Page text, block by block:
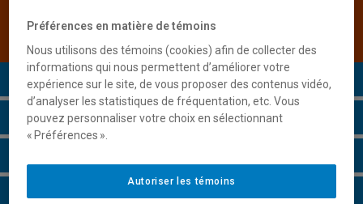
Une version plus récente de ce programme est
Présentation du programme
Conditions d'admission
Grille de cheminement
Préférences en matière de témoins
Nous utilisons des témoins (cookies) afin de collecter des
informations qui nous permettent d’améliorer votre
expérience sur le site, de vous proposer des contenus vidéo,
d’analyser les statistiques de fréquentation, etc. Vous
pouvez personnaliser votre choix en sélectionnant
« Préférences ».
Autoriser les témoins